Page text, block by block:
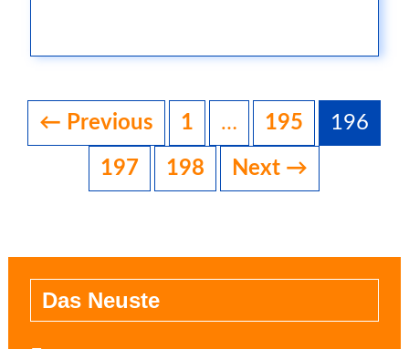
navigation
← Previous 1 … 195 196
197 198 Next →
Das Neuste